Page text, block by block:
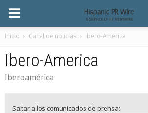
Inicio Canal de noticias Ibero-America
Ibero-America
Iberoamérica
Saltar a los comunicados de prensa: